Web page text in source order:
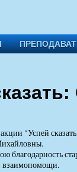
"Успей
благодарность
взаимопомощи.